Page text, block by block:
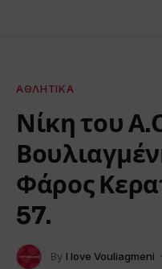
ΑΘΛΗΤΙΚΆ
Νίκη του
Φάρος
57.
By I love Vouliagmeni